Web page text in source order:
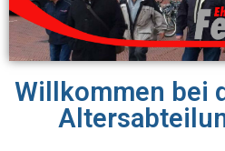
Willkommen bei